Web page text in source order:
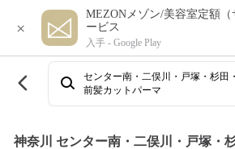
×
MEZONメゾン/美容室定額
ービス
入手 - Google Play
前髪カットパーマ
神奈川 センター南・二俣川・戸塚・